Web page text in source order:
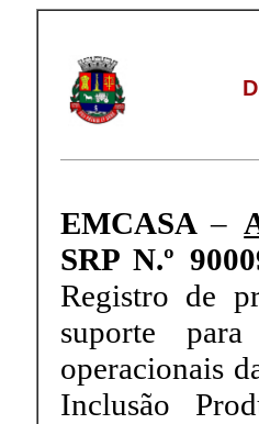
EMCASA–
SRP N.º
Registro de
suporte
operacionais
Inclusão